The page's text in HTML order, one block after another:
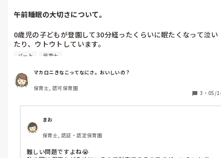
ません。
こういうやり方をしている園は他にもあるのでしょうか？
午前睡眠の大切さについて。
0歳児の子どもが登園して30分経ったくらいに眠たくなって泣い
たり、ウトウトしています。
活動の時間まではまだ30分ほどあるため、寝かしてあげたいと思
ます。
かわいそうだなと思いつつ毎回10分で起こしてたのですが、今日
は別の先生に、1歳になったらお昼寝だけになるし、ちょこちょ
こ寝はクセになったら大変だから、お母さんとも話ててしないよ
うにしてるの！だから、寝かさないでって言われました。
え？午前睡って脳の休息、体を休めるための必要な時間じゃない
んでしょうか？
しょうか？
パート 保育士
マカロニきなこってなにさ。おいしいの？
保育士, 認可保育園
3 ・ 05/
まお
保育士, 認証・認定保育園
難しい問題ですよね😭